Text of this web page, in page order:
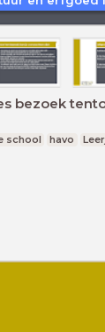
bezoek
school havo